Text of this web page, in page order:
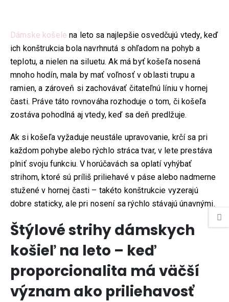
Dámske košele na leto sa najlepšie osvedčujú vtedy, keď
ich konštrukcia bola navrhnutá s ohľadom na pohyb a
teplotu, a nielen na siluetu. Ak má byť košeľa nosená
mnoho hodín, mala by mať voľnosť v oblasti trupu a
ramien, a zároveň si zachovávať čitateľnú líniu v hornej
časti. Práve táto rovnováha rozhoduje o tom, či košeľa
zostáva pohodlná aj vtedy, keď sa deň predlžuje.
Ak si košeľa vyžaduje neustále upravovanie, krčí sa pri
každom pohybe alebo rýchlo stráca tvar, v lete prestáva
plniť svoju funkciu. V horúčavách sa oplatí vyhýbať
strihom, ktoré sú príliš priliehavé v páse alebo nadmerne
stužené v hornej časti – takéto konštrukcie vyzerajú
dobre staticky, ale pri nosení sa rýchlo stávajú únavnými.
Štýlové strihy dámskych
košieľ na leto – keď
proporcionalita má väčší
význam ako priliehavosť